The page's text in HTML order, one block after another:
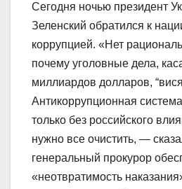
Сегодня ночью президент
Зеленский обратился к
коррупцией. «Нет
почему уголовные дела,
миллиардов долларов,
Антикоррупционная
только без российского
нужно все очистить, —
генеральный прокурор
«неотвратимость